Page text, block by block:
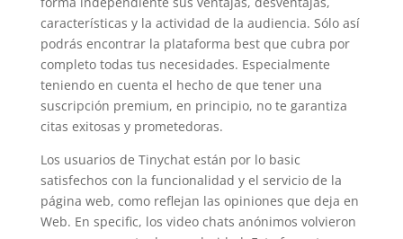
características y la actividad de la audiencia. Sólo así
podrás encontrar la plataforma best que cubra por
completo todas tus necesidades. Especialmente
teniendo en cuenta el hecho de que tener una
suscripción premium, en principio, no te garantiza
citas exitosas y prometedoras.
Los usuarios de Tinychat están por lo basic
satisfechos con la funcionalidad y el servicio de la
página web, como reflejan las opiniones que deja en
Web. En specific, los video chats anónimos volvieron